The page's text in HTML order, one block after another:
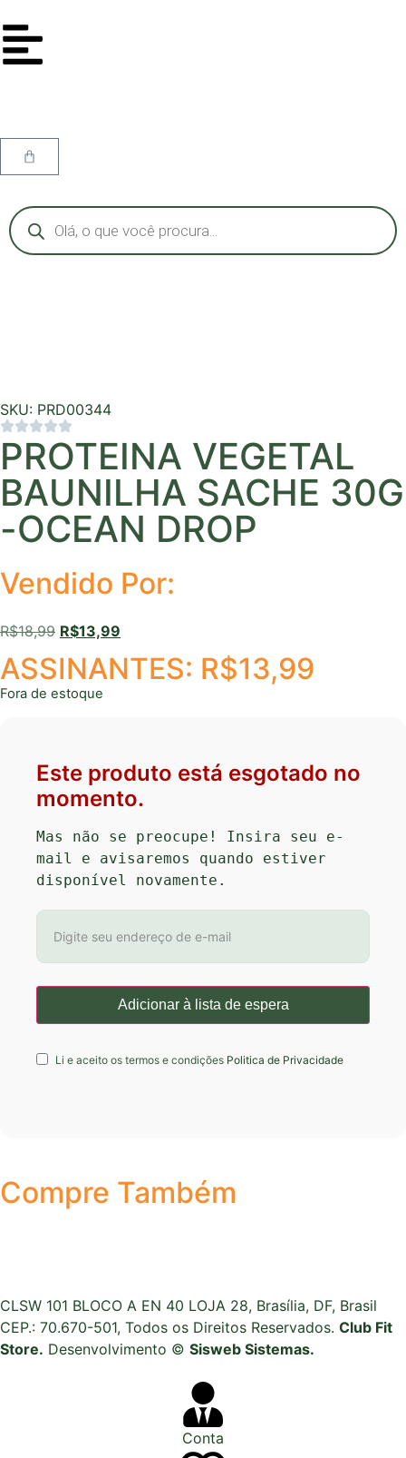
SKU: PRD00344
PROTEINA VEGETAL
BAUNILHA SACHE 30G
-OCEAN DROP
Vendido Por:
R$18,99 R$13,99
ASSINANTES: R$13,99
Fora de estoque
Este produto está esgotado no
momento.
Mas não se preocupe! Insira seu e-
mail e avisaremos quando estiver
disponível novamente.
Li e aceito os termos e condições Politica de Privacidade
Compre Também
CLSW 101 BLOCO A EN 40 LOJA 28, Brasília, DF, Brasil
CEP.: 70.670-501, Todos os Direitos Reservados. Club Fit
Store. Desenvolvimento © Sisweb Sistemas.
Conta